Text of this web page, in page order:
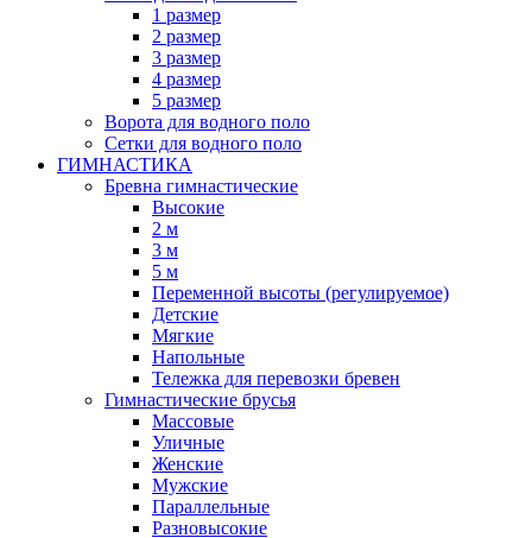
1 размер
2 размер
3 размер
4 размер
5 размер
Ворота для водного поло
Сетки для водного поло
ГИМНАСТИКА
Бревна гимнастические
Высокие
2 м
3 м
5 м
Переменной высоты (регулируемое)
Детские
Мягкие
Напольные
Тележка для перевозки бревен
Гимнастические брусья
Массовые
Уличные
Женские
Мужские
Параллельные
Разновысокие